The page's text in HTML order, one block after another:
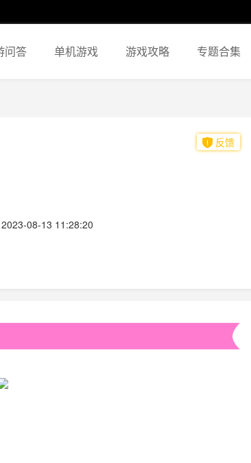
问答 单机游戏 游戏攻略 专题合集
2023-08-13 11:28:20
反馈